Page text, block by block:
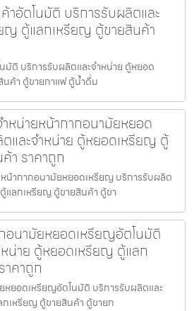
า​อัตโนมัติ บริการรับผลิตและ
ญ ตู้แลกเหรียญ ตู้ขายสินค้า
มัติ บริการรับผลิตและจำหน่าย ตู้หยอด
ค้า ตู้ขายกาแฟ ตู้น้ำดื่ม
หน่ายหน้ากากอนามัยหยอด
และจำหน่าย ตู้หยอดเหรียญ ตู้
า ราคาถูก
น้ากากอนามัยหยอดเหรียญ​​ บริการรับผลิต
แลกเหรียญ ตู้ขายสินค้า ตู้ขา
อนามัยหยอดเหรียญ​​​อัตโนมัติ
น่าย ตู้หยอดเหรียญ ตู้แลก
คาถูก
ยอดเหรียญ​​​อัตโนมัติ บริการรับผลิตและ
เหรียญ ตู้ขายสินค้า ตู้ขายก